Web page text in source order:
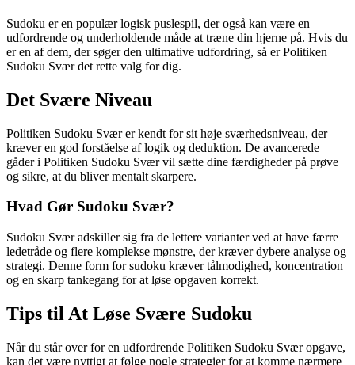
Sudoku er en populær logisk puslespil, der også kan være en
udfordrende og underholdende måde at træne din hjerne på. Hvis du
er en af dem, der søger den ultimative udfordring, så er Politiken
Sudoku Svær det rette valg for dig.
Det Svære Niveau
Politiken Sudoku Svær er kendt for sit høje sværhedsniveau, der
kræver en god forståelse af logik og deduktion. De avancerede
gåder i Politiken Sudoku Svær vil sætte dine færdigheder på prøve
og sikre, at du bliver mentalt skarpere.
Hvad Gør Sudoku Svær?
Sudoku Svær adskiller sig fra de lettere varianter ved at have færre
ledetråde og flere komplekse mønstre, der kræver dybere analyse og
strategi. Denne form for sudoku kræver tålmodighed, koncentration
og en skarp tankegang for at løse opgaven korrekt.
Tips til At Løse Svære Sudoku
Når du står over for en udfordrende Politiken Sudoku Svær opgave,
kan det være nyttigt at følge nogle strategier for at komme nærmere